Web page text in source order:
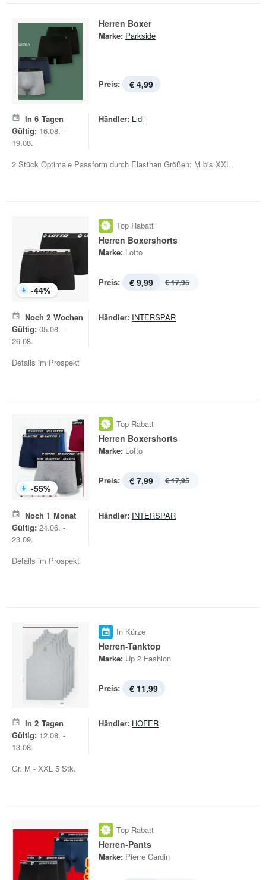
Herren Boxer
Marke: Parkside
Preis: € 4,99
In 6 Tagen
Gültig: 16.08. -
19.08.
Händler: Lidl
2 Stück Optimale Passform durch Elasthan Größen: M bis XXL
-44%
Top Rabatt
Herren Boxershorts
Marke: Lotto
Preis: € 9,99 € 17,95
Noch 2 Wochen
Gültig: 05.08. -
26.08.
Händler: INTERSPAR
Details im Prospekt
-55%
Top Rabatt
Herren Boxershorts
Marke: Lotto
Preis: € 7,99 € 17,95
Noch 1 Monat
Gültig: 24.06. -
23.09.
Händler: INTERSPAR
Details im Prospekt
In Kürze
Herren-Tanktop
Marke: Up 2 Fashion
Preis: € 11,99
In 2 Tagen
Gültig: 12.08. -
13.08.
Händler: HOFER
Gr. M - XXL 5 Stk.
Top Rabatt
Herren-Pants
Marke: Pierre Cardin